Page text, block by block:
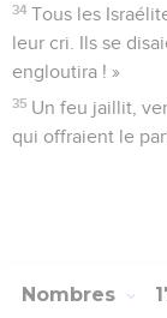
34 Tous les
leur cri. Ils se
engloutira ! »
35 Un feu jaillit,
qui offraient le
Nombres